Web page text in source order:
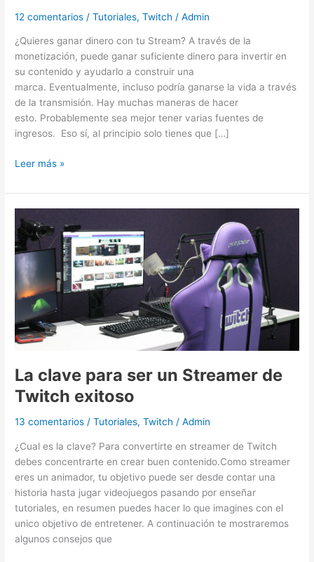
12 comentarios /Tutoriales,Twitch /Admin
¿Quieres ganar dinero con tu Stream? A través de la
monetización, puede ganar suficiente dinero para invertir en
su contenido y ayudarlo a construir una
marca. Eventualmente, incluso podría ganarse la vida a través
de la transmisión. Hay muchas maneras de hacer
esto. Probablemente sea mejor tener varias fuentes de
ingresos. Eso sí, al principio solo tienes que […]
Leer más »
La clave para ser un Streamer de
Twitch exitoso
13 comentarios /Tutoriales,Twitch /Admin
¿Cual es la clave? Para convertirte en streamer de Twitch
debes concentrarte en crear buen contenido.Como streamer
eres un animador, tu objetivo puede ser desde contar una
historia hasta jugar videojuegos pasando por enseñar
tutoriales, en resumen puedes hacer lo que imagines con el
unico objetivo de entretener. A continuación te mostraremos
algunos consejos que
clave
para
ser
un
Streamer
Twitch
exitoso